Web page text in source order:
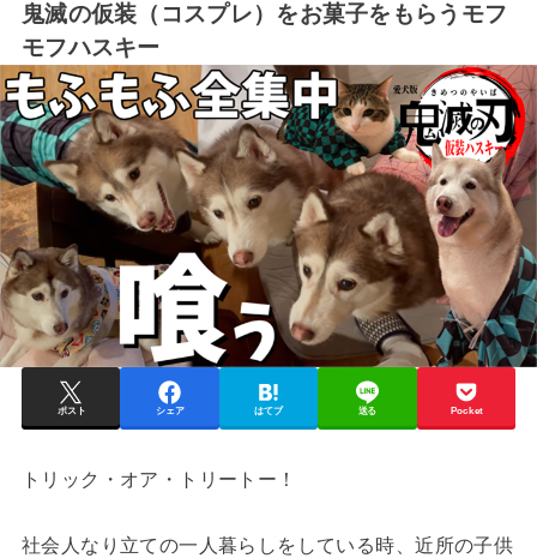
鬼滅の仮装（コスプレ）をお菓子をもらうモフ
モフハスキー
ポスト シェア はてブ 送る Pocket
トリック・オア・トリートー！
社会人なり立ての一人暮らしをしている時、近所の子供